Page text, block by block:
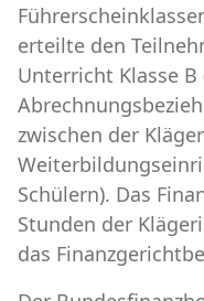
erteilte den
Unterricht Klasse B
zwischen der
Schülern). Das
Stunden der
das